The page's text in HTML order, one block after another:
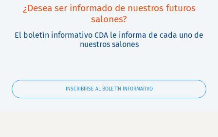
¿Desea ser informado de nuestros futuros
salones?
El boletín informativo CDA le informa de cada uno de
nuestros salones
INSCRIBIRSE AL BOLETÍN INFORMATIVO